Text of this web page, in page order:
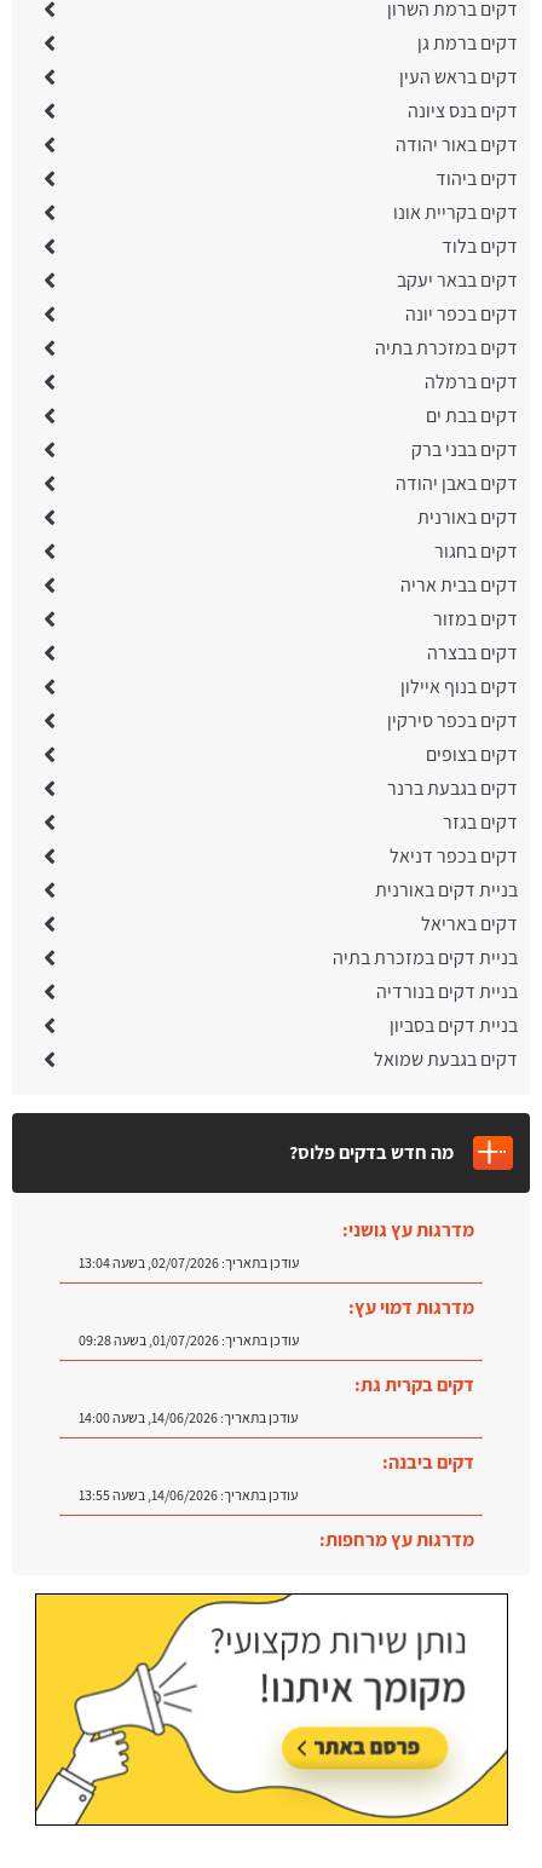
דקים ברמת השרון
דקים ברמת גן
דקים בראש העין
דקים בנס ציונה
דקים באור יהודה
דקים ביהוד
דקים בקריית אונו
דקים בלוד
דקים בבאר יעקב
דקים בכפר יונה
דקים במזכרת בתיה
דקים ברמלה
דקים בבת ים
דקים בבני ברק
דקים באבן יהודה
דקים באורנית
דקים בחגור
דקים בבית אריה
דקים במזור
דקים בבצרה
דקים בנוף איילון
דקים בכפר סירקין
דקים בצופים
דקים בגבעת ברנר
דקים בגזר
דקים בכפר דניאל
בניית דקים באורנית
דקים באריאל
בניית דקים במזכרת בתיה
בניית דקים בנורדיה
בניית דקים בסביון
דקים בגבעת שמואל
מה חדש בדקים פלוס?
מדרגות עץ גושני:
מדרגות דמוי עץ:
דקים בקרית גת:
דקים ביבנה:
מדרגות עץ מרחפות: